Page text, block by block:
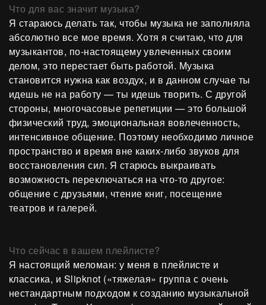
Что для вас значит музыка?
Я стараюсь делать так, чтобы музыка не заполняла
абсолютно все мое время. Хотя я считаю, что для
музыкантов, по-настоящему увлеченных своим
делом, это перестает быть работой. Музыка
становится нужна как воздух, и в данном случае ты
идешь не на работу — ты идешь творить. С другой
стороны, многочасовые репетиции — это большой
физический труд, эмоциональная вовлеченность,
интенсивное общение. Поэтому необходимо личное
пространство и время вне каких-либо звуков для
восстановления сил. Я старюсь выкраивать
возможность переключаться на что-то другое:
общение с друзьями, чтение книг, посещение
театров и галерей.
Что сейчас в вашем плейлисте?
Я настоящий меломан: у меня в плейлисте и
классика, и Slipknot («тяжелая» группа с очень
нестандартным подходом к созданию музыкальной